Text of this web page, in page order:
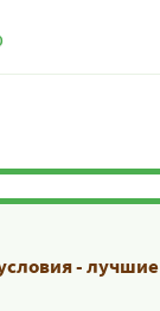
- лучшие